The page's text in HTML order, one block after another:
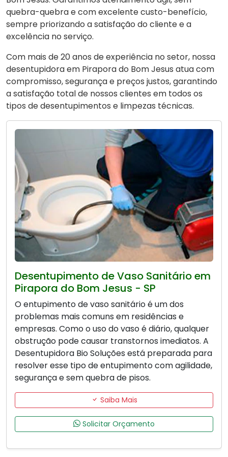
quebra-quebra e com excelente custo-benefício,
sempre priorizando a satisfação do cliente e a
excelência no serviço.
Com mais de 20 anos de experiência no setor, nossa
desentupidora em Pirapora do Bom Jesus atua com
compromisso, segurança e preços justos, garantindo
a satisfação total de nossos clientes em todos os
tipos de desentupimentos e limpezas técnicas.
Desentupimento de Vaso Sanitário em
Pirapora do Bom Jesus - SP
O entupimento de vaso sanitário é um dos
problemas mais comuns em residências e
empresas. Como o uso do vaso é diário, qualquer
obstrução pode causar transtornos imediatos. A
Desentupidora Bio Soluções está preparada para
resolver esse tipo de entupimento com agilidade,
segurança e sem quebra de pisos.
Saiba Mais
Solicitar Orçamento